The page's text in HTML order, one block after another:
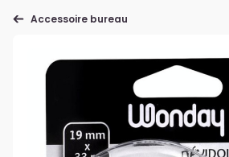
Accessoire bureau